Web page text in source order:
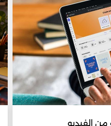
من الفيديو